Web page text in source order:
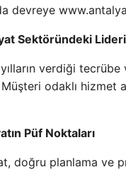
devreye
Sektöründeki Lideri
verdiği
odaklı hizmet
Püf Noktaları
doğru planlama ve